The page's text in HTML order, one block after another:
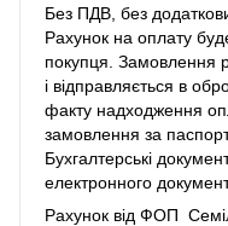
Без ПДВ, без
Рахунок на оплату
покупця. Замовлення
і відправляється в
факту надходження
замовлення за
Бухгалтерські
електронного
Рахунок від ФОП